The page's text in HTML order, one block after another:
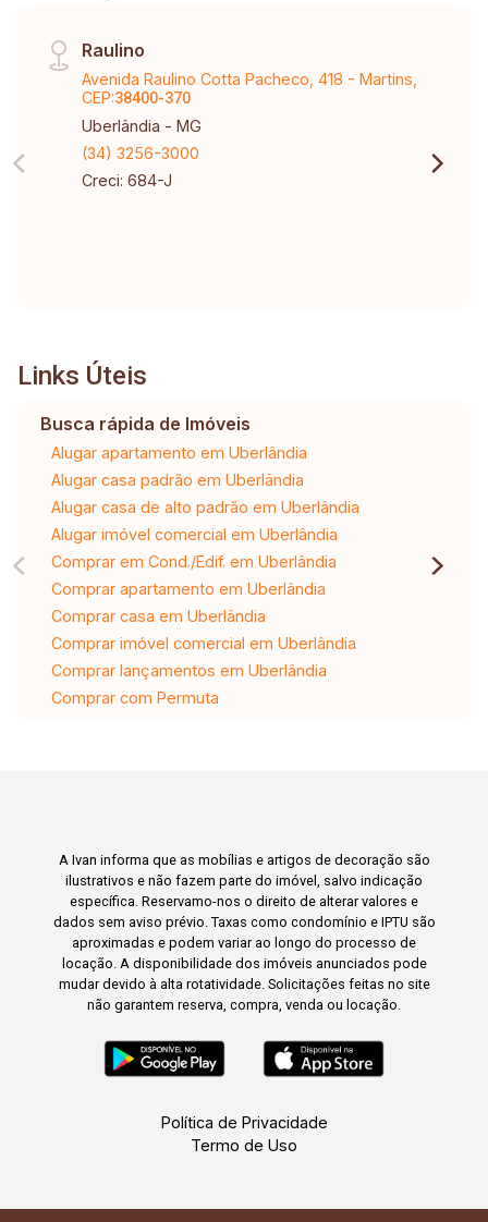
Raulino
Avenida Raulino Cotta Pacheco, 418 - Martins,
CEP:38400-370
Uberlândia - MG
(34) 3256-3000
Creci: 684-J
Links Úteis
Busca rápida de Imóveis
Alugar apartamento em Uberlândia
Alugar casa padrão em Uberlândia
Alugar casa de alto padrão em Uberlândia
Alugar imóvel comercial em Uberlândia
Comprar em Cond./Edif. em Uberlândia
Comprar apartamento em Uberlândia
Comprar casa em Uberlândia
Comprar imóvel comercial em Uberlândia
Comprar lançamentos em Uberlândia
Comprar com Permuta
A Ivan informa que as mobílias e artigos de decoração são
ilustrativos e não fazem parte do imóvel, salvo indicação
específica. Reservamo-nos o direito de alterar valores e
dados sem aviso prévio. Taxas como condomínio e IPTU são
aproximadas e podem variar ao longo do processo de
locação. A disponibilidade dos imóveis anunciados pode
mudar devido à alta rotatividade. Solicitações feitas no site
não garantem reserva, compra, venda ou locação.
Política de Privacidade
Termo de Uso